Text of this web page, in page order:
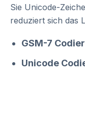
Sie Unicode-
reduziert sich das
GSM-7
Unicode